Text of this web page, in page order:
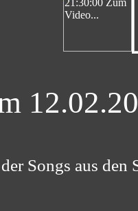
Songs aus den